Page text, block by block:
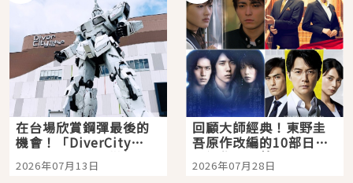
在台場欣賞鋼彈最後的
機會！「DiverCity
Tokyo Plaza」搭船、
購物、美食及夜景，一
2026年07月13日
回顧大師經典！東野圭
吾原作改編的10部日本
影視作品推薦
2026年07月28日